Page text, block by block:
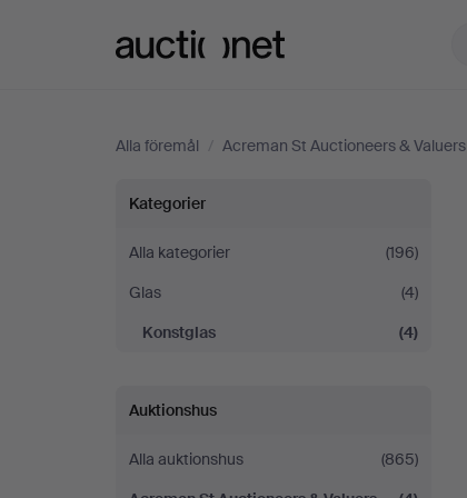
Alla föremål / Acreman St Auctioneers & Valuers
Konstglas
på
Acreman
Auctioneers
&
Kategorier
Alla kategorier
(196)
Glas
(4)
Konstglas
(4)
Auktionshus
Alla auktionshus
(865)